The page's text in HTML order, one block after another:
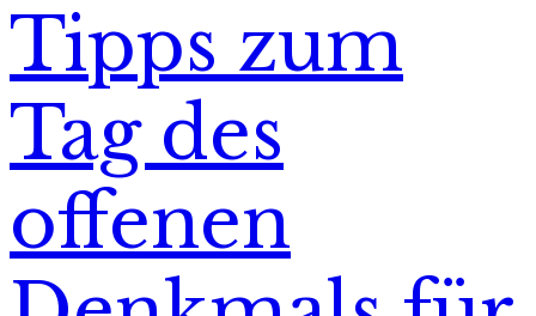
Tipps zum
Tag des
offenen